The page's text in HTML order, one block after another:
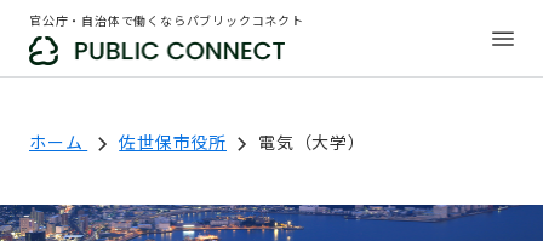
官公庁・自治体で働くならパブリックコネクト
ホーム 佐世保市役所 電気（大学）